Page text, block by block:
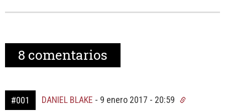
8 comentarios
#001 DANIEL BLAKE - 9 enero 2017 - 20:59